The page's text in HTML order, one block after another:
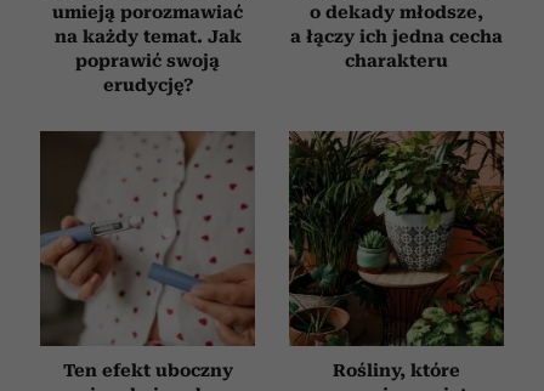
umieją porozmawiać
na każdy temat. Jak
poprawić swoją
erudycję?
o dekady młodsze,
a łączy ich jedna cecha
charakteru
Ten efekt uboczny
Rośliny, które